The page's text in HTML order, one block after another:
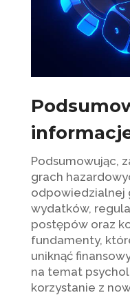
Podsumowując,
grach
odpowiedzialnej
wydatków,
postępów oraz
fundamenty,
uniknąć
na temat
korzystanie z